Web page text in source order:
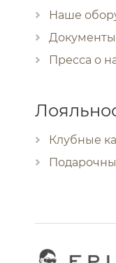
Наше
Пресса о
Клубные